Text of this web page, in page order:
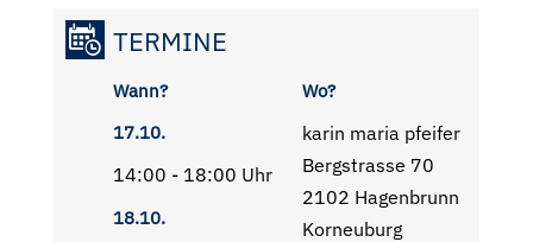
TERMINE
Wann?
17.10.
14:00 - 18:00 Uhr
18.10.
Wo?
karin maria pfeifer
Bergstrasse 70
2102 Hagenbrunn
Korneuburg